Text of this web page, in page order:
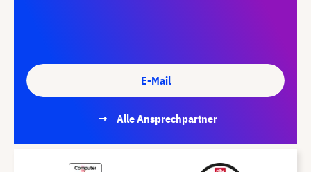
E-Mail
Alle Ansprechpartner